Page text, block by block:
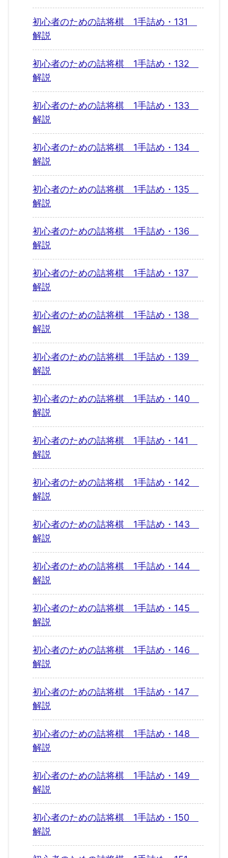
初心者のための詰将棋 1手詰め・131
解説
初心者のための詰将棋 1手詰め・132
解説
初心者のための詰将棋 1手詰め・133
解説
初心者のための詰将棋 1手詰め・134
解説
初心者のための詰将棋 1手詰め・135
解説
初心者のための詰将棋 1手詰め・136
解説
初心者のための詰将棋 1手詰め・137
解説
初心者のための詰将棋 1手詰め・138
解説
初心者のための詰将棋 1手詰め・139
解説
初心者のための詰将棋 1手詰め・140
解説
初心者のための詰将棋 1手詰め・141
解説
初心者のための詰将棋 1手詰め・142
解説
初心者のための詰将棋 1手詰め・143
解説
初心者のための詰将棋 1手詰め・144
解説
初心者のための詰将棋 1手詰め・145
解説
初心者のための詰将棋 1手詰め・146
解説
初心者のための詰将棋 1手詰め・147
解説
初心者のための詰将棋 1手詰め・148
解説
初心者のための詰将棋 1手詰め・149
解説
初心者のための詰将棋 1手詰め・150
解説